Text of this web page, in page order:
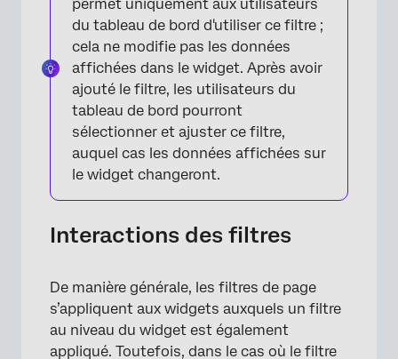
×
permet uniquement aux utilisateurs
du tableau de bord d'utiliser ce filtre ;
cela ne modifie pas les données
affichées dans le widget. Après avoir
ajouté le filtre, les utilisateurs du
tableau de bord pourront
sélectionner et ajuster ce filtre,
auquel cas les données affichées sur
le widget changeront.
Interactions des filtres
De manière générale, les filtres de page
s’appliquent aux widgets auxquels un filtre
au niveau du widget est également
appliqué. Toutefois, dans le cas où le filtre